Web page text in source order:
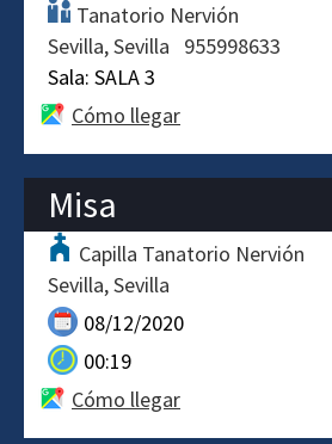
Tanatorio Nervión
Sevilla Sevilla
955998633
Sala: SALA 3
Cómo llegar
Misa
Capilla Tanatorio Nervión
Sevilla Sevilla
08/12/2020
00:19
Cómo llegar